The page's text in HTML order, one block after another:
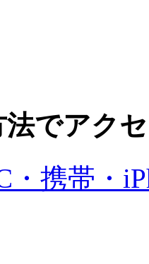
でアク
・携帯・